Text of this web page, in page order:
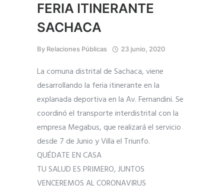
FERIA ITINERANTE
SACHACA
By Relaciones Públicas 23 junio, 2020
La comuna distrital de Sachaca, viene
desarrollando la feria itinerante en la
explanada deportiva en la Av. Fernandini. Se
coordinó el transporte interdistrital con la
empresa Megabus, que realizará el servicio
desde 7 de Junio y Villa el Triunfo.
QUÉDATE EN CASA
TU SALUD ES PRIMERO, JUNTOS
VENCEREMOS AL CORONAVIRUS